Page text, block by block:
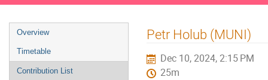
Event
menu
Overview
Timetable
Contribution List
Petr Holub (MUNI)
Dec 10, 2024, 2:15 PM
25m